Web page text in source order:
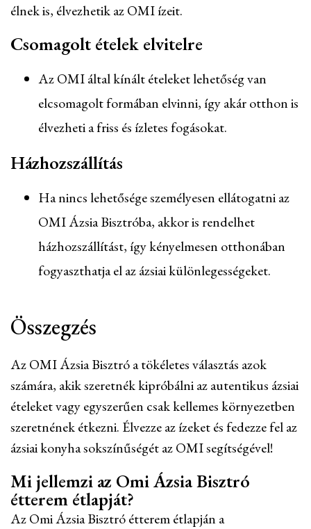
élnek is, élvezhetik az OMI ízeit.
Csomagolt ételek elvitelre
Az OMI által kínált ételeket lehetőség van
elcsomagolt formában elvinni, így akár otthon is
élvezheti a friss és ízletes fogásokat.
Házhozszállítás
Ha nincs lehetősége személyesen ellátogatni az
OMI Ázsia Bisztróba, akkor is rendelhet
házhozszállítást, így kényelmesen otthonában
fogyaszthatja el az ázsiai különlegességeket.
Összegzés
Az OMI Ázsia Bisztró a tökéletes választás azok
számára, akik szeretnék kipróbálni az autentikus ázsiai
ételeket vagy egyszerűen csak kellemes környezetben
szeretnének étkezni. Élvezze az ízeket és fedezze fel az
ázsiai konyha sokszínűségét az OMI segítségével!
Mi jellemzi az Omi Ázsia Bisztró
étterem étlapját?
Az Omi Ázsia Bisztró étterem étlapján a